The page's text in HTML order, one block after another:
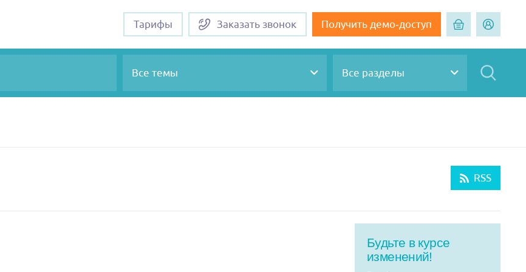
Тарифы Заказать звонок Получить демо-доступ
Все темы Все разделы
RSS
Будьте в курсе
изменений!